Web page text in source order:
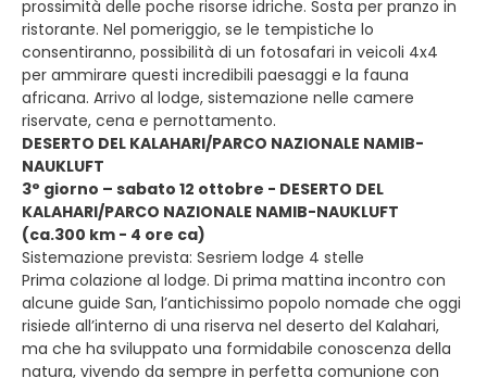
prossimità delle poche risorse idriche. Sosta per pranzo in
ristorante. Nel pomeriggio, se le tempistiche lo
consentiranno, possibilità di un fotosafari in veicoli 4x4
per ammirare questi incredibili paesaggi e la fauna
africana. Arrivo al lodge, sistemazione nelle camere
riservate, cena e pernottamento.
DESERTO DEL KALAHARI/PARCO NAZIONALE NAMIB-
NAUKLUFT
3° giorno – sabato 12 ottobre - DESERTO DEL
KALAHARI/PARCO NAZIONALE NAMIB-NAUKLUFT
(ca.300 km - 4 ore ca)
Sistemazione prevista: Sesriem lodge 4 stelle
Prima colazione al lodge. Di prima mattina incontro con
alcune guide San, l’antichissimo popolo nomade che oggi
risiede all’interno di una riserva nel deserto del Kalahari,
ma che ha sviluppato una formidabile conoscenza della
natura, vivendo da sempre in perfetta comunione con